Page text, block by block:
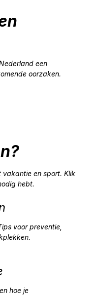
een
oorzaken.
vakantie en sport. Klik
hebt.
voor preventie,
hoe je